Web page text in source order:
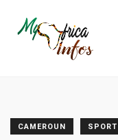
CAMEROUN SPORT